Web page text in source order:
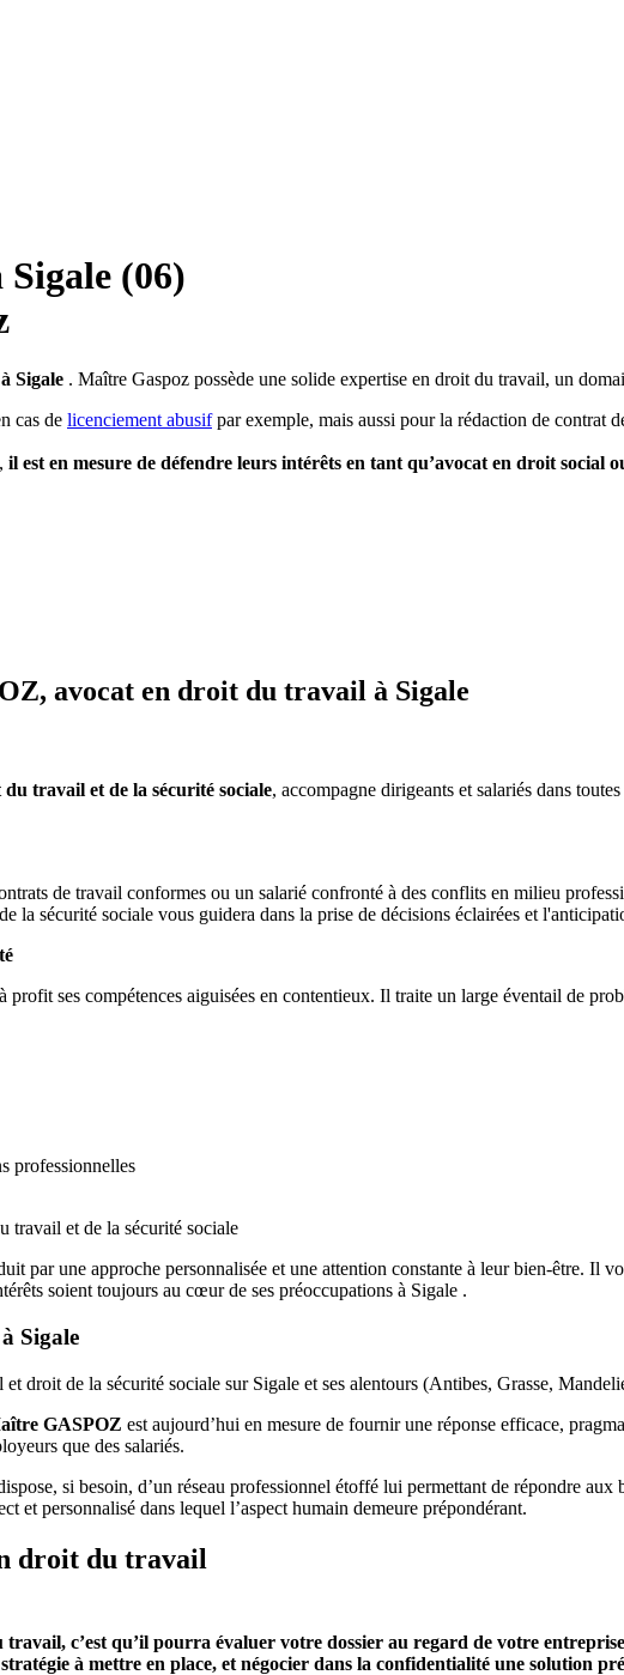
(06)
Sigale . Maître Gaspoz possède une solide expertise en droit du travail, un
cas de licenciement abusifpar exemple, mais aussi pour la rédaction de contrat
il est en mesure de défendre leurs intérêts en tant qu’avocat en droit social
avocat en droit du travail à Sigale
travail et de la sécurité sociale, accompagne dirigeants et salariés dans
de travail conformes ou un salarié confronté à des conflits en milieu
la sécurité sociale vous guidera dans la prise de décisions éclairées et
ses compétences aiguisées en contentieux. Il traite un large éventail de
professionnelles
travail et de la sécurité sociale
par une approche personnalisée et une attention constante à leur bien-être. Il
soient toujours au cœur de ses préoccupations à Sigale .
Sigale
droit de la sécurité sociale sur Sigale et ses alentours (Antibes, Grasse,
GASPOZ est aujourd’hui en mesure de fournir une réponse efficace,
que des salariés.
si besoin, d’un réseau professionnel étoffé lui permettant de répondre
et personnalisé dans lequel l’aspect humain demeure prépondérant.
droit du travail
c’est qu’il pourra évaluer votre dossier au regard de votre
à mettre en place, et négocier dans la confidentialité une solution